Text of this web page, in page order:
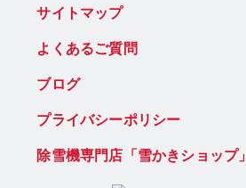
サイトマップ
よくあるご質問
ブログ
プライバシーポリシー
除雪機専門店「雪かきショップ」